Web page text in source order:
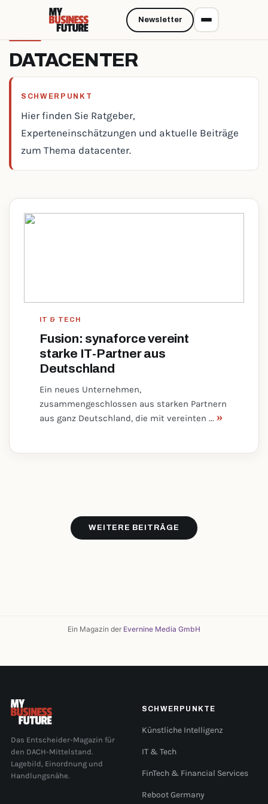
DATACENTER
SCHWERPUNKT
Hier finden Sie Ratgeber,
Experteneinschätzungen und aktuelle Beiträge
zum Thema datacenter.
IT & TECH
Fusion: synaforce vereint
starke IT-Partner aus
Deutschland
Ein neues Unternehmen,
zusammengeschlossen aus starken Partnern
aus ganz Deutschland, die mit vereinten ... »
WEITERE BEITRÄGE
Ein Magazin der Evernine Media GmbH
Newsletter
Das Entscheider-Magazin für
den DACH-Mittelstand.
Lagebild, Einordnung und
Handlungsnähe.
SCHWERPUNKTE
Künstliche Intelligenz
IT & Tech
FinTech & Financial Services
Reboot Germany